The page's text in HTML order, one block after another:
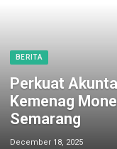
BERITA
Perkuat
Kemenag
Semarang
December 18, 2025